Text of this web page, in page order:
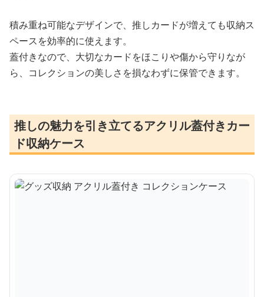
積み重ね可能なデザインで、推しカードが増えても収納ス
ペースを効率的に使えます。
蓋付きなので、大切なカードをほこりや傷から守りなが
ら、コレクションの美しさを損なわずに保管できます。
推しの魅力を引き立てるアクリル蓋付きカー
ド収納ケース